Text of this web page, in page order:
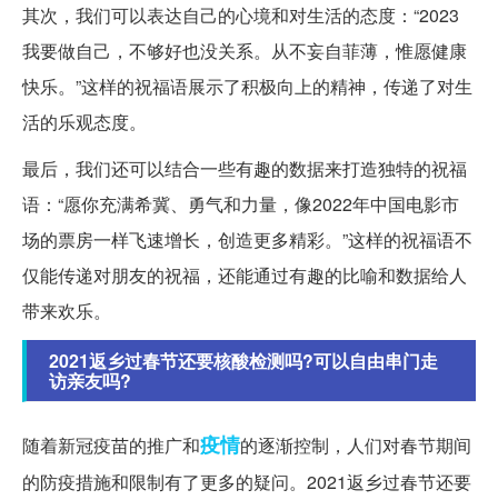
其次，我们可以表达自己的心境和对生活的态度：“2023
我要做自己，不够好也没关系。从不妄自菲薄，惟愿健康
快乐。”这样的祝福语展示了积极向上的精神，传递了对生
活的乐观态度。
最后，我们还可以结合一些有趣的数据来打造独特的祝福
语：“愿你充满希冀、勇气和力量，像2022年中国电影市
场的票房一样飞速增长，创造更多精彩。”这样的祝福语不
仅能传递对朋友的祝福，还能通过有趣的比喻和数据给人
带来欢乐。
2021返乡过春节还要核酸检测吗?可以自由串门走
访亲友吗?
随着新冠疫苗的推广和疫情的逐渐控制，人们对春节期间
的防疫措施和限制有了更多的疑问。2021返乡过春节还要